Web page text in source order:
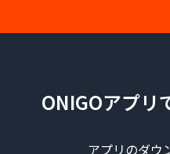
ONIGOアプリ
アプリのダウ